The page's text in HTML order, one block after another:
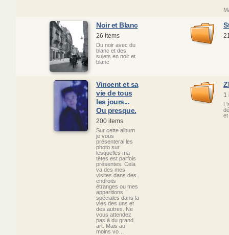
Noir et Blanc
26 items
Du noir avec du
blanc et des
sujets en noir et
blanc
Vincent et sa
vie de tous
les jours...
Ou presque.
200 items
Sur cette album
je vous
présenterai les
photo sur
lesquelles ma
têtes est parfois
présentes. Cela
va des mes
visites dans des
endroits
étranges ou mes
apparitions
spéciales dans la
vies des uns et
des autres. Ne
vous attendez
pas à du grand
art. Mais au
moins vo…
1
et